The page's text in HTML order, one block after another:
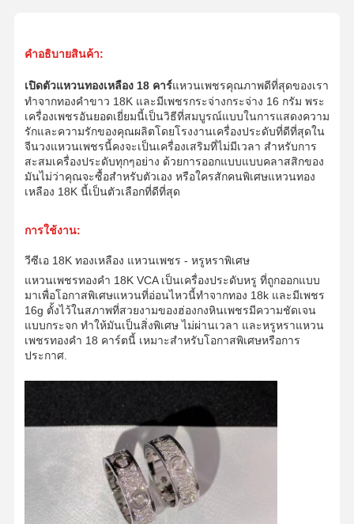
คําอธิบายสินค้า:
เปิดตัวแหวนทองเหลือง 18 คาร์แหวนเพชรคุณภาพดีที่สุดของเรา
ทําจากทองคําขาว 18K และมีเพชรกระจ่างกระจ่าง 16 กรัม พระ
เครื่องเพชรอันยอดเยี่ยมนี้เป็นวิธีที่สมบูรณ์แบบในการแสดงความ
รักและความรักของคุณผลิตโดยโรงงานเครื่องประดับที่ดีที่สุดใน
จีนวงแหวนเพชรนี้คงจะเป็นเครื่องเสริมที่ไม่มีเวลา สําหรับการ
สะสมเครื่องประดับทุกๆอย่าง ด้วยการออกแบบแบบคลาสสิกของ
มันไม่ว่าคุณจะซื้อสําหรับตัวเอง หรือใครสักคนพิเศษแหวนทอง
เหลือง 18K นี้เป็นตัวเลือกที่ดีที่สุด
การใช้งาน:
วีซีเอ 18K ทองเหลือง แหวนเพชร - หรูหราพิเศษ
แหวนเพชรทองคํา 18K VCA เป็นเครื่องประดับหรู ที่ถูกออกแบบ
มาเพื่อโอกาสพิเศษแหวนที่อ่อนไหวนี้ทําจากทอง 18k และมีเพชร
16g ตั้งไว้ในสภาพที่สวยงามของฮ่องกงหินเพชรมีความชัดเจน
แบบกระจก ทําให้มันเป็นสิ่งพิเศษ ไม่ผ่านเวลา และหรูหราแหวน
เพชรทองคํา 18 คาร์ตนี้ เหมาะสําหรับโอกาสพิเศษหรือการ
ประกาศ.